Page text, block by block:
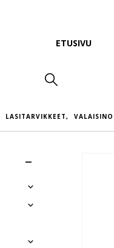
ETUSIVU
LASITARVIKKEET,